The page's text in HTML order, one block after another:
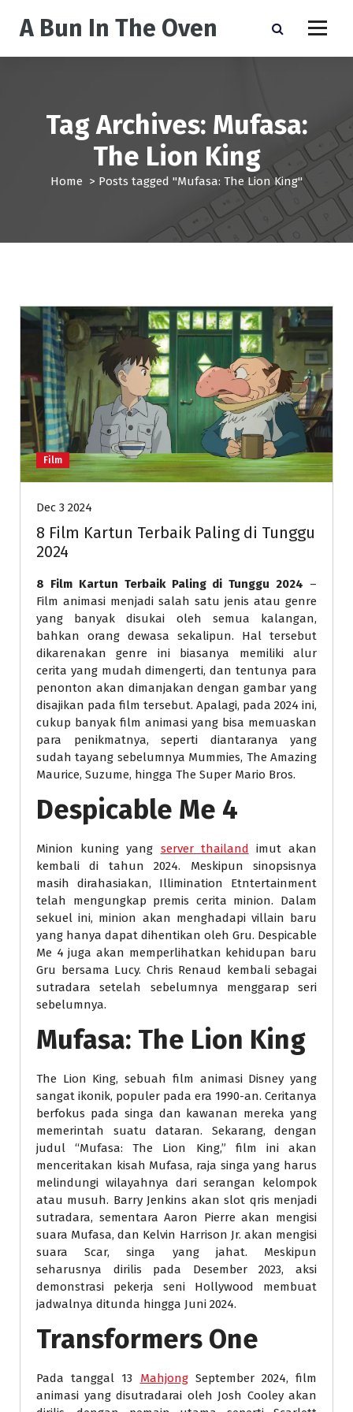
p
A Bun In The Oven
Tag Archives: Mufasa:
The Lion King
Home > Posts tagged "Mufasa: The Lion King"
Film
Dec 3 2024
8 Film Kartun Terbaik Paling di Tunggu
2024
8 Film Kartun Terbaik Paling di Tunggu 2024 –
Film animasi menjadi salah satu jenis atau genre
yang banyak disukai oleh semua kalangan,
bahkan orang dewasa sekalipun. Hal tersebut
dikarenakan genre ini biasanya memiliki alur
cerita yang mudah dimengerti, dan tentunya para
penonton akan dimanjakan dengan gambar yang
disajikan pada film tersebut. Apalagi, pada 2024 ini,
cukup banyak film animasi yang bisa memuaskan
para penikmatnya, seperti diantaranya yang
sudah tayang sebelumnya Mummies, The Amazing
Maurice, Suzume, hingga The Super Mario Bros.
Despicable Me 4
Minion kuning yang server thailand imut akan
kembali di tahun 2024. Meskipun sinopsisnya
masih dirahasiakan, Illimination Etntertainment
telah mengungkap premis cerita minion. Dalam
sekuel ini, minion akan menghadapi villain baru
yang hanya dapat dihentikan oleh Gru. Despicable
Me 4 juga akan memperlihatkan kehidupan baru
Gru bersama Lucy. Chris Renaud kembali sebagai
sutradara setelah sebelumnya menggarap seri
sebelumnya.
Mufasa: The Lion King
The Lion King, sebuah film animasi Disney yang
sangat ikonik, populer pada era 1990-an. Ceritanya
berfokus pada singa dan kawanan mereka yang
memerintah suatu dataran. Sekarang, dengan
judul “Mufasa: The Lion King,” film ini akan
menceritakan kisah Mufasa, raja singa yang harus
melindungi wilayahnya dari serangan kelompok
atau musuh. Barry Jenkins akan slot qris menjadi
sutradara, sementara Aaron Pierre akan mengisi
suara Mufasa, dan Kelvin Harrison Jr. akan mengisi
suara Scar, singa yang jahat. Meskipun
seharusnya dirilis pada Desember 2023, aksi
demonstrasi pekerja seni Hollywood membuat
jadwalnya ditunda hingga Juni 2024.
Transformers One
Pada tanggal 13 MahjongSeptember 2024, film
animasi yang disutradarai oleh Josh Cooley akan